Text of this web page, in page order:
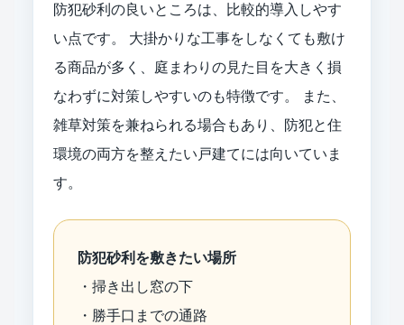
防犯砂利の良いところは、比較的導入しやす
い点です。 大掛かりな工事をしなくても敷け
る商品が多く、庭まわりの見た目を大きく損
なわずに対策しやすいのも特徴です。 また、
雑草対策を兼ねられる場合もあり、防犯と住
環境の両方を整えたい戸建てには向いていま
す。
防犯砂利を敷きたい場所
・掃き出し窓の下
・勝手口までの通路